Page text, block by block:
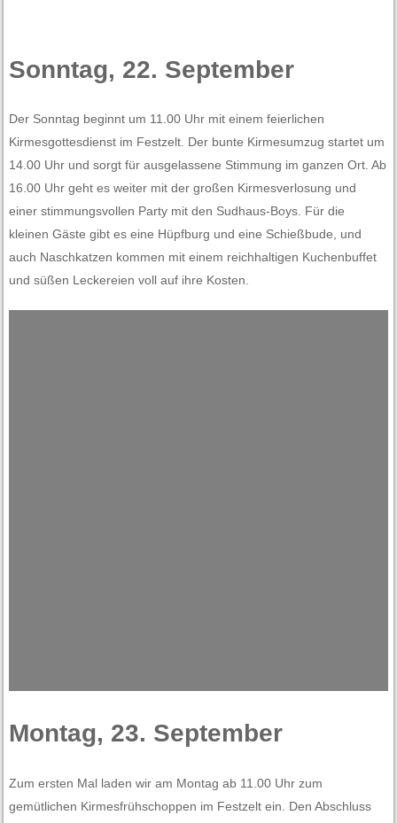
Sonntag, 22. September
Der Sonntag beginnt um 11.00 Uhr mit einem feierlichen
Kirmesgottesdienst im Festzelt. Der bunte Kirmesumzug startet um
14.00 Uhr und sorgt für ausgelassene Stimmung im ganzen Ort. Ab
16.00 Uhr geht es weiter mit der großen Kirmesverlosung und
einer stimmungsvollen Party mit den Sudhaus-Boys. Für die
kleinen Gäste gibt es eine Hüpfburg und eine Schießbude, und
auch Naschkatzen kommen mit einem reichhaltigen Kuchenbuffet
und süßen Leckereien voll auf ihre Kosten.
Montag, 23. September
Zum ersten Mal laden wir am Montag ab 11.00 Uhr zum
gemütlichen Kirmesfrühschoppen im Festzelt ein. Den Abschluss